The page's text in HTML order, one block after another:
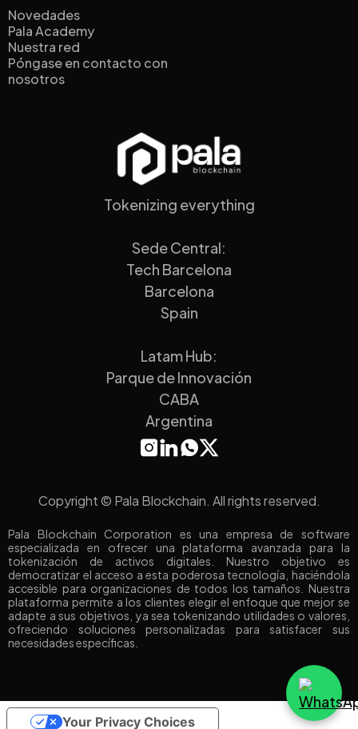
Tokenizing everything
Sede Central:
Tech Barcelona
Barcelona
Spain
Latam Hub:
Parque de Innovación
CABA
Argentina
Novedades
Pala Academy
Nuestra red
Póngase en contacto con
nosotros
Copyright © Pala Blockchain. All rights reserved.
Pala Blockchain Corporation es una empresa de software
especializada en ofrecer una plataforma avanzada para la
tokenización de activos digitales. Nuestro objetivo es
democratizar el acceso a esta poderosa tecnología, haciéndola
accesible para organizaciones de todos los tamaños. Nuestra
plataforma permite a los clientes elegir el enfoque que mejor se
adapte a sus objetivos, ya sea tokenizando utilidades o valores,
ofreciendo soluciones personalizadas para satisfacer sus
necesidades específicas.
Your Privacy Choices